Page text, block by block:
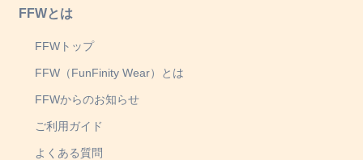
FFWとは
FFWトップ
FFW（FunFinity Wear）とは
FFWからのお知らせ
ご利用ガイド
よくある質問